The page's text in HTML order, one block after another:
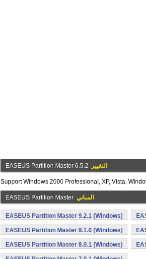
EASEUS Partition Master 6.5.2 التغيير
Support Windows 2000 Professional, XP, Vista,
EASEUS Partition Master المباني
EASEUS Partition Master 9.2.1 (Windows)
EASEUS Partition Master 9.1.0 (Windows)
EASEUS Partition Master 8.0.1 (Windows)